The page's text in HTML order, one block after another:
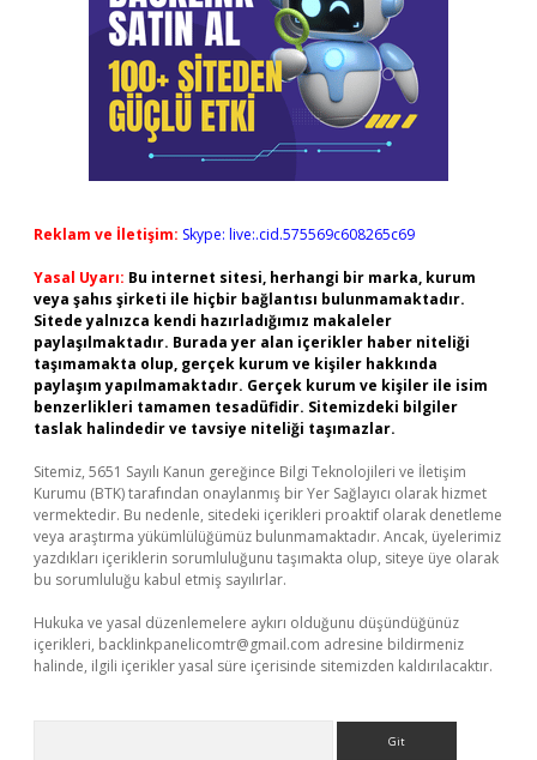
Reklam ve İletişim: Skype: live:.cid.575569c608265c69
Yasal Uyarı: Bu internet sitesi, herhangi bir marka, kurum
veya şahıs şirketi ile hiçbir bağlantısı bulunmamaktadır.
Sitede yalnızca kendi hazırladığımız makaleler
paylaşılmaktadır. Burada yer alan içerikler haber niteliği
taşımamakta olup, gerçek kurum ve kişiler hakkında
paylaşım yapılmamaktadır. Gerçek kurum ve kişiler ile isim
benzerlikleri tamamen tesadüfidir. Sitemizdeki bilgiler
taslak halindedir ve tavsiye niteliği taşımazlar.
Sitemiz, 5651 Sayılı Kanun gereğince Bilgi Teknolojileri ve İletişim
Kurumu (BTK) tarafından onaylanmış bir Yer Sağlayıcı olarak hizmet
vermektedir. Bu nedenle, sitedeki içerikleri proaktif olarak denetleme
veya araştırma yükümlülüğümüz bulunmamaktadır. Ancak, üyelerimiz
yazdıkları içeriklerin sorumluluğunu taşımakta olup, siteye üye olarak
bu sorumluluğu kabul etmiş sayılırlar.
Hukuka ve yasal düzenlemelere aykırı olduğunu düşündüğünüz
içerikleri, backlinkpanelicomtr@gmail.com adresine bildirmeniz
halinde, ilgili içerikler yasal süre içerisinde sitemizden kaldırılacaktır.